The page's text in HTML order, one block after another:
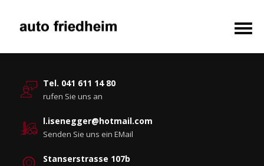
Tel. 041 611 14 80
rufen Sie uns an
l.isenegger@hotmail.com
Senden Sie uns ein EMail
Stanserstrasse 107b